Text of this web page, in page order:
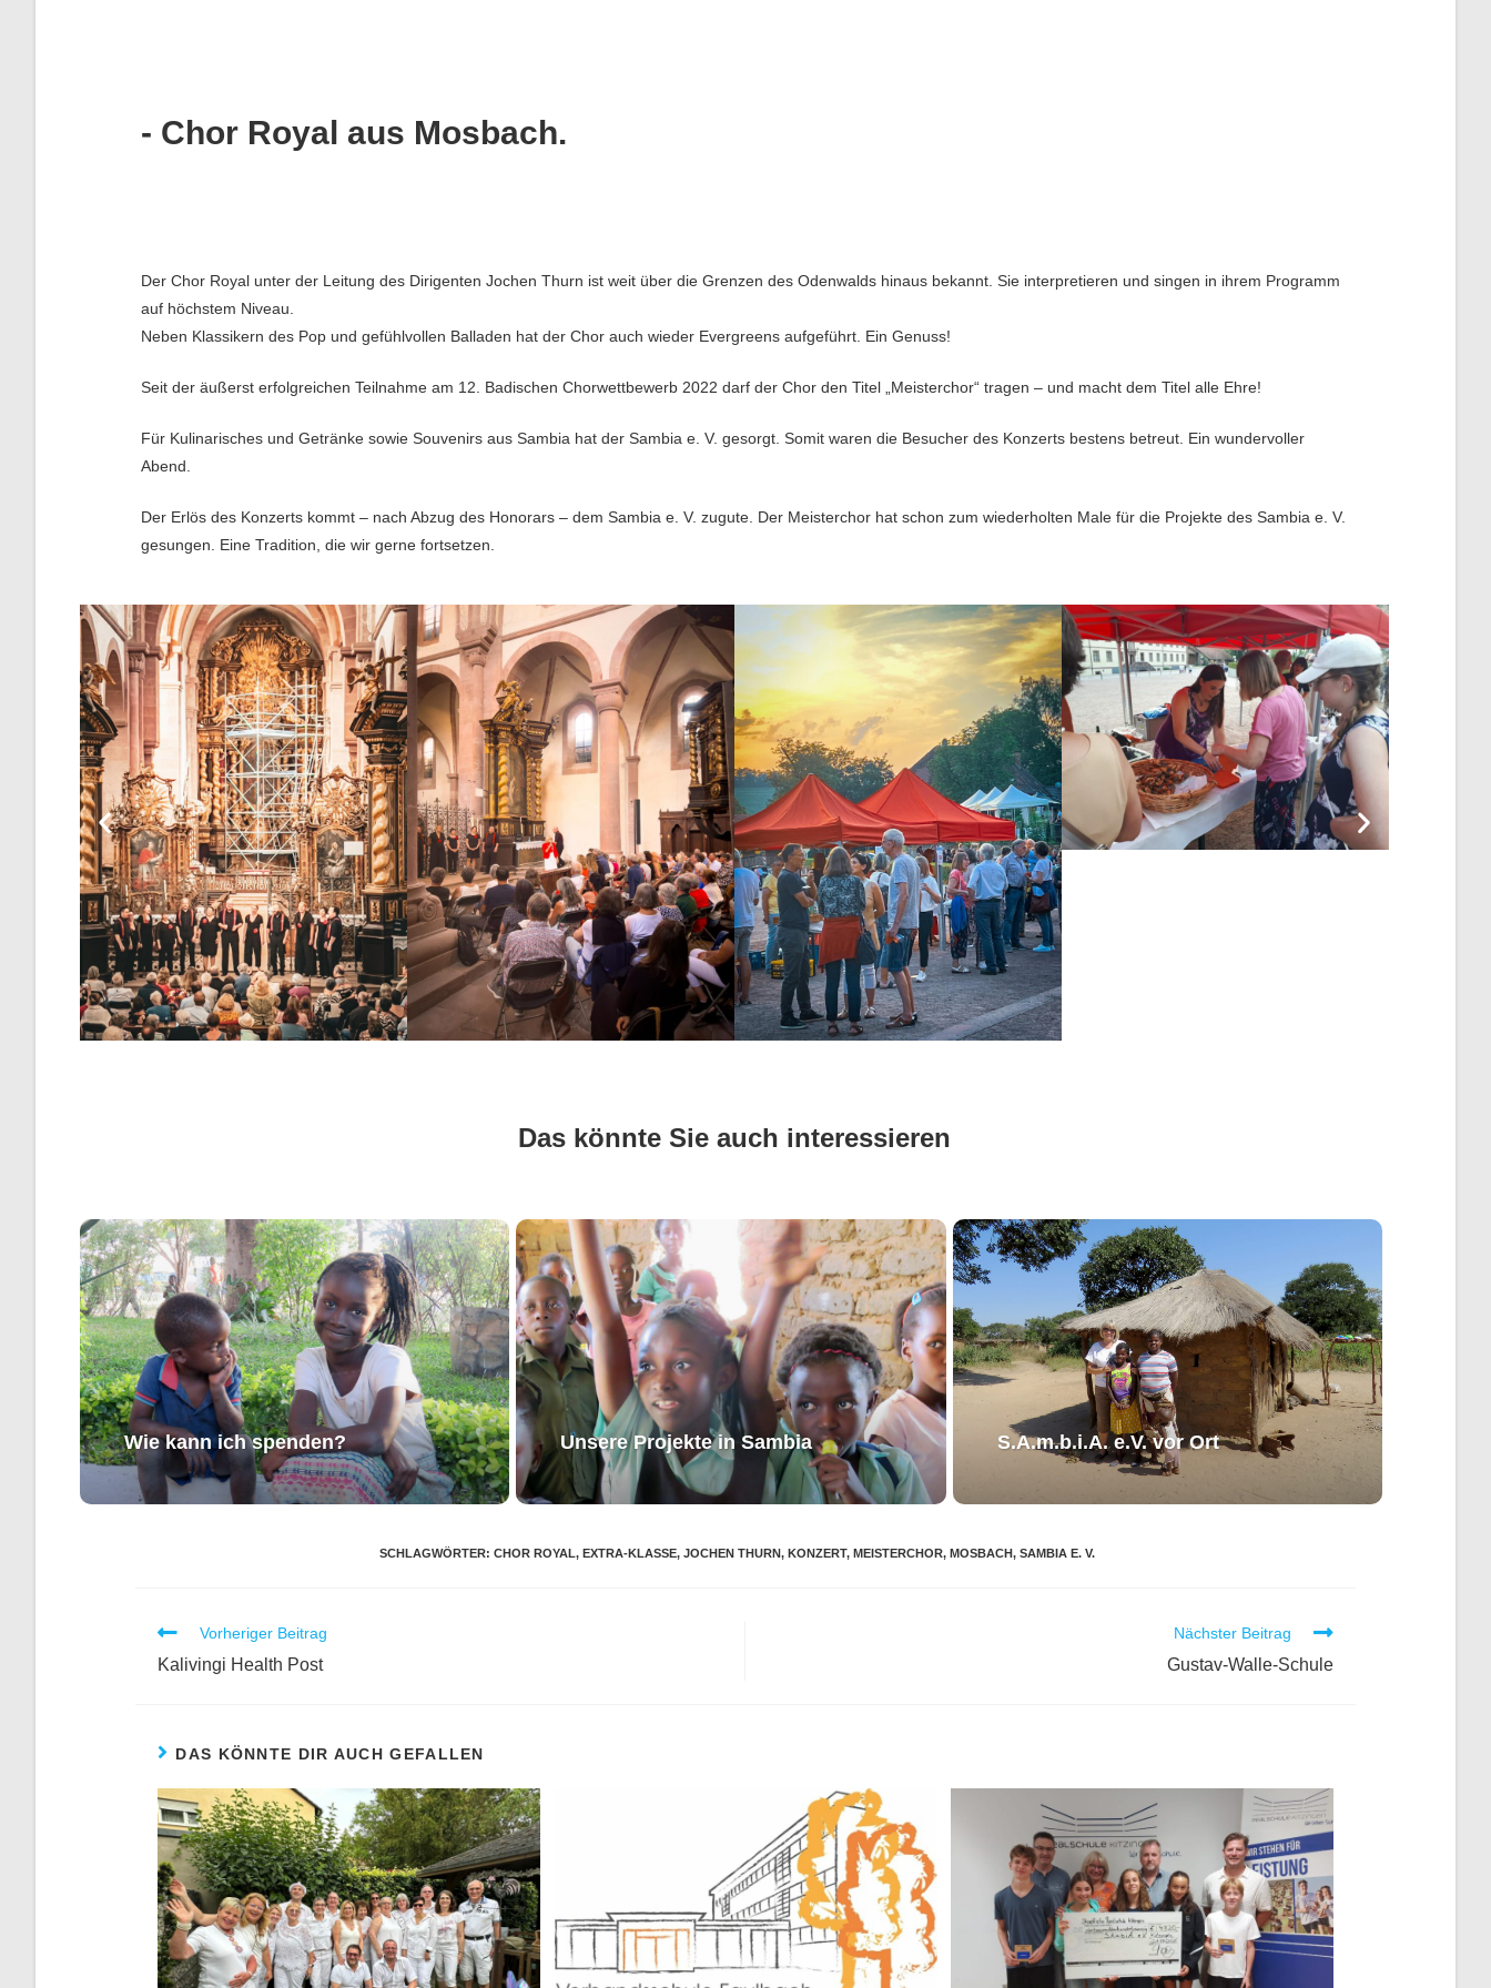
- Chor Royal aus Mosbach.
Der Chor Royal unter der Leitung des Dirigenten Jochen Thurn ist weit über die Grenzen des Odenwalds hinaus bekannt. Sie interpretieren und singen in ihrem Programm
auf höchstem Niveau.
Neben Klassikern des Pop und gefühlvollen Balladen hat der Chor auch wieder Evergreens aufgeführt. Ein Genuss!
Seit der äußerst erfolgreichen Teilnahme am 12. Badischen Chorwettbewerb 2022 darf der Chor den Titel „Meisterchor“ tragen – und macht dem Titel alle Ehre!
Für Kulinarisches und Getränke sowie Souvenirs aus Sambia hat der Sambia e. V. gesorgt. Somit waren die Besucher des Konzerts bestens betreut. Ein wundervoller
Abend.
Der Erlös des Konzerts kommt – nach Abzug des Honorars – dem Sambia e. V. zugute. Der Meisterchor hat schon zum wiederholten Male für die Projekte des Sambia e. V.
gesungen. Eine Tradition, die wir gerne fortsetzen.
Das könnte Sie auch interessieren
Wie kann ich spenden? Unsere Projekte in Sambia S.A.m.b.i.A. e.V. ​vor Ort​​
SCHLAGWÖRTER: CHOR ROYAL, EXTRA-KLASSE, JOCHEN THURN, KONZERT, MEISTERCHOR, MOSBACH, SAMBIA E. V.
Vorheriger Beitrag
Kalivingi Health Post
Nächster Beitrag
Gustav-Walle-Schule
DAS KÖNNTE DIR AUCH GEFALLEN